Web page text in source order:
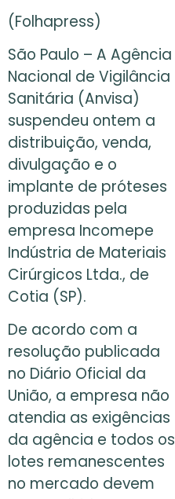
(Folhapress)
São Paulo – A Agência
Nacional de Vigilância
Sanitária (Anvisa)
suspendeu ontem a
distribuição, venda,
divulgação e o
implante de próteses
produzidas pela
empresa Incomepe
Indústria de Materiais
Cirúrgicos Ltda., de
Cotia (SP).
De acordo com a
resolução publicada
no Diário Oficial da
União, a empresa não
atendia as exigências
da agência e todos os
lotes remanescentes
no mercado devem